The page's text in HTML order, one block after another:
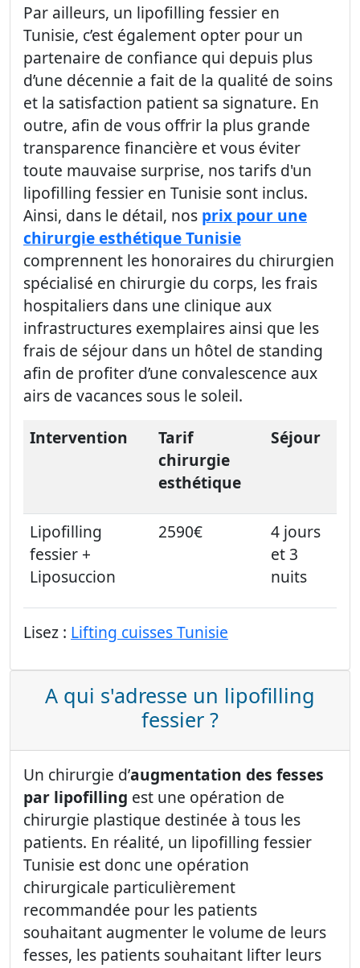
Par ailleurs, un lipofilling fessier en
Tunisie, c’est également opter pour un
partenaire de confiance qui depuis plus
d’une décennie a fait de la qualité de soins
et la satisfaction patient sa signature. En
outre, afin de vous offrir la plus grande
transparence financière et vous éviter
toute mauvaise surprise, nos tarifs d'un
lipofilling fessier en Tunisie sont inclus.
Ainsi, dans le détail, nos prix pour une
chirurgie esthétique Tunisie
comprennent les honoraires du chirurgien
spécialisé en chirurgie du corps, les frais
hospitaliers dans une clinique aux
infrastructures exemplaires ainsi que les
frais de séjour dans un hôtel de standing
afin de profiter d’une convalescence aux
airs de vacances sous le soleil.
Intervention
Tarif
chirurgie
esthétique
Séjour
Lipofilling
fessier +
Liposuccion
2590€
4 jours
et 3
nuits
Lisez : Lifting cuisses Tunisie
A qui s'adresse un lipofilling
fessier ?
Un chirurgie d’augmentation des fesses
par lipofilling est une opération de
chirurgie plastique destinée à tous les
patients. En réalité, un lipofilling fessier
Tunisie est donc une opération
chirurgicale particulièrement
recommandée pour les patients
souhaitant augmenter le volume de leurs
fesses, les patients souhaitant lifter leurs